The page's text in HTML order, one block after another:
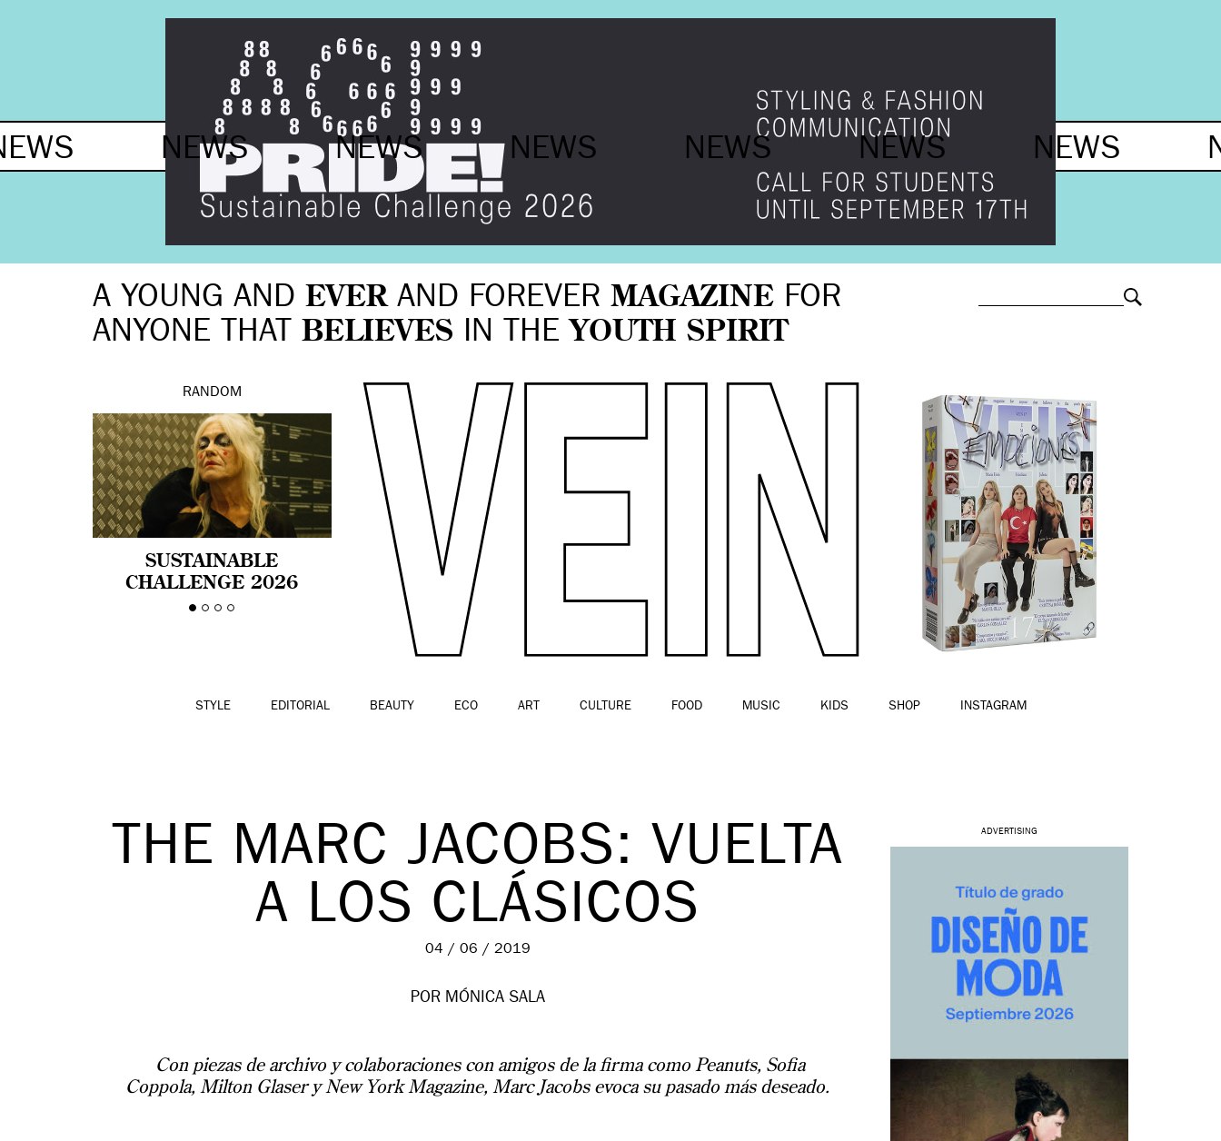
A YOUNG AND EVERAND FOREVER MAGAZINE FOR
ANYONE THAT BELIEVES IN THE YOUTH SPIRIT
RANDOM
SUSTAINABLE
CHALLENGE 2026
CELEBRA LA
STYLE EDITORIAL BEAUTY ECO ART CULTURE FOOD MUSIC KIDS SHOP INSTAGRAM
NEWS NEWS NEWS NEWS NEWS NEWS
THE MARC JACOBS: VUELTA
A LOS CLÁSICOS
04 / 06 / 2019
POR MÓNICA SALA
Con piezas de archivo y colaboraciones con amigos de la firma como Peanuts, Sofia
Coppola, Milton Glaser y New York Magazine, Marc Jacobs evoca su pasado más deseado.
ADVERTISING